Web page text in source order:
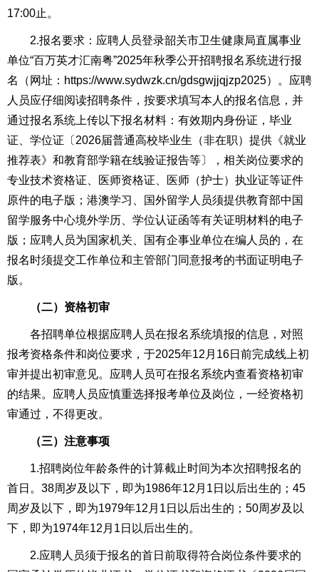
17:00止。
2.报名要求：应聘人员登录韶关市卫生健康局直属事业
单位“百万英才汇南粤”2025年秋季公开招聘报名系统进行报
名（网址：https://www.sydwzk.cn/gdsgwjjqjzp2025）。应聘
人员应仔细阅读招聘条件，按要求填写本人的报名信息，并
通过报名系统上传以下报名材料：有效期内身份证，毕业
证、学位证〔2026届普通高校毕业生（非在职）提供《就业
推荐表》和教育部学籍在线验证报告等〕，相关岗位要求的
专业技术资格证、医师资格证、医师（护士）执业证等证件
原件的电子版；港澳学习、国外留学人员须提供教育部中国
留学服务中心境外学历、学位认证函等有关证明材料的电子
版；应聘人员为国家机关、国有企事业单位在编人员的，在
报名时须提交工作单位和主管部门同意报考的书面证明电子
版。
（二）资格初审
各招聘单位根据应聘人员在报名系统填报的信息，对照
报考资格条件和岗位要求，于2025年12月16日前完成线上初
审并提出初审意见。应聘人员可在报名系统内查看资格初审
的结果。应聘人员应慎重选择报考单位及岗位，一经资格初
审通过，不得更改。
（三）注意事项
1.招聘岗位年龄条件的计算截止时间为本次招聘报名的
首日。38周岁及以下，即为1986年12月1日以后出生的；45
周岁及以下，即为1979年12月1日以后出生的；50周岁及以
下，即为1974年12月1日以后出生的。
2.应聘人员须于报名的首日前取得符合岗位条件要求的